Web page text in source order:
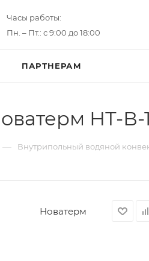
Часы работы:
Пн. – Пт.: с 9:00 до 18:00
ПАРТНЕРАМ
НТ-В-
— Внутрипольный водяной
Новатерм